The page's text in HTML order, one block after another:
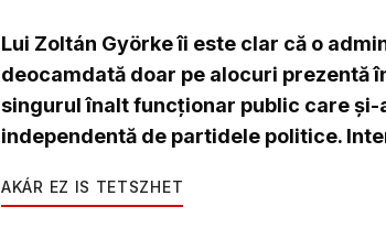
Lui Zoltán Györke îi este clar că o
deocamdată doar pe alocuri prezentă
singurul înalt funcționar public care
independentă de partidele politice.
AKÁR EZ IS TETSZHET